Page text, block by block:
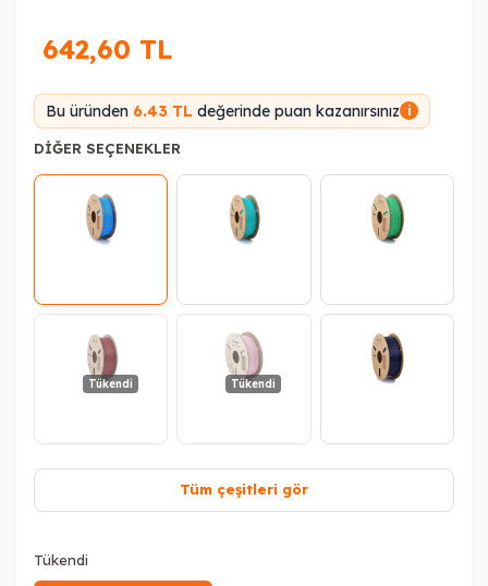
642,60 TL
Bu üründen 6.43 TL değerinde puan kazanırsınız i
DIĞER SEÇENEKLER
Tükendi Tükendi
Tüm çeşitleri gör
Tükendi